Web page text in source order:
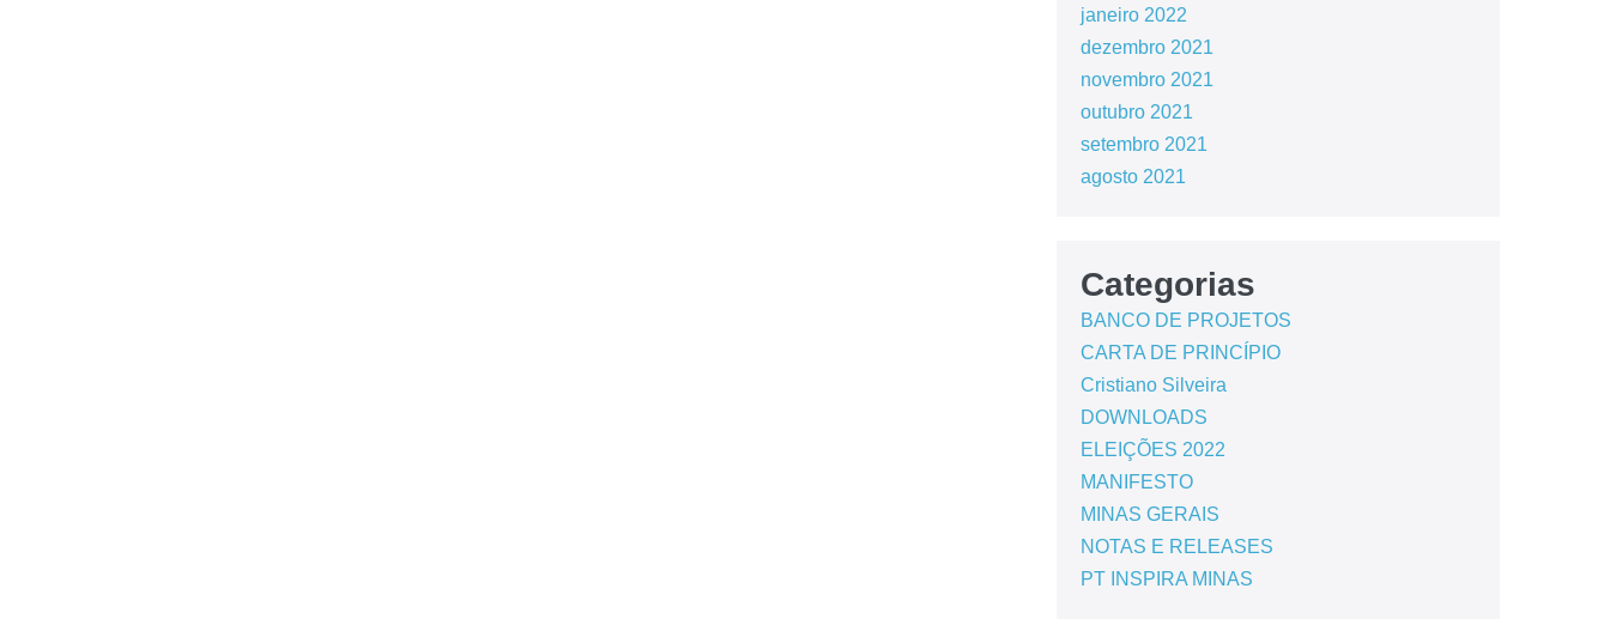
janeiro 2022
dezembro 2021
novembro 2021
outubro 2021
setembro 2021
agosto 2021
Categorias
BANCO DE PROJETOS
CARTA DE PRINCÍPIO
Cristiano Silveira
DOWNLOADS
ELEIÇÕES 2022
MANIFESTO
MINAS GERAIS
NOTAS E RELEASES
PT INSPIRA MINAS